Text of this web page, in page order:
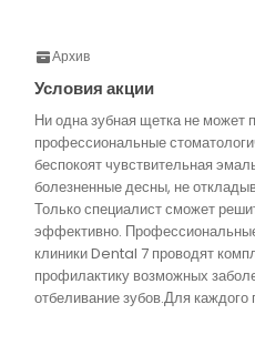
Архив
Условия акции
Ни одна зубная щетка не может
профессиональные
беспокоят чувствительная
болезненные десны, не
Только специалист сможет
эффективно.
клиники Dental 7 проводят
профилактику возможных
отбеливание зубов.Для